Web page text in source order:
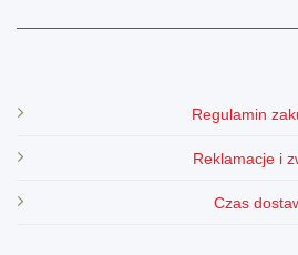
Regulamin
Reklamacje i
Czas